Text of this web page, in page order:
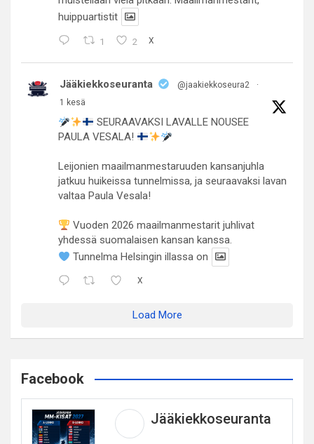
huippuartistit
1 2 X
Jääkiekkoseuranta @jaakiekkoseura2
·
1 kesä
SEURAAVAKSI LAVALLE NOUSEE
PAULA VESALA!
Leijonien maailmanmestaruuden kansanjuhla
jatkuu huikeissa tunnelmissa, ja seuraavaksi lavan
valtaa Paula Vesala!
Vuoden 2026 maailmanmestarit juhlivat
yhdessä suomalaisen kansan kanssa.
Tunnelma Helsingin illassa on
X
Load More
Facebook
Jääkiekkoseuranta